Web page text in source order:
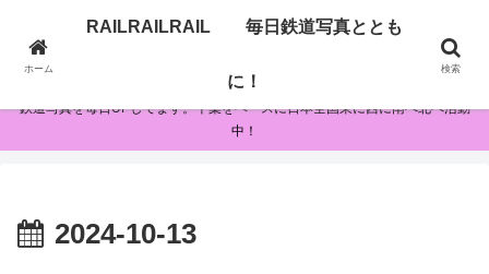
RAILRAILRAIL 毎日鉄道写真とともに！
鉄道写真を毎日UPしてます。千葉をベースに日本全国東に西に南へ北へ活動
中！
2024-10-13
ホーム
RAILRAILRAIL 毎日鉄道写真ととも
に！
検索